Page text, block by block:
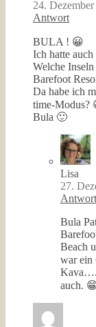
24.
Antwort
BULA ! 😀
Ich hatte
Welche
Barefoot
Da habe ich
time-Modus?
Bula 🙂
Lisa
27.
Antwort
Bula
Beach
war ein
auch.